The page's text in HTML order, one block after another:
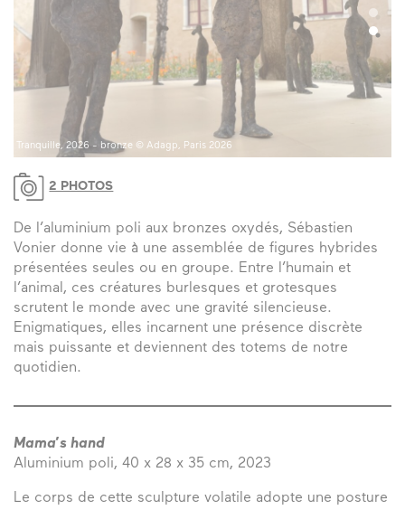
Mama’s hand, 2023 - aluminium poli © Adagp, Paris 2026
2 PHOTOS
De l’aluminium poli aux bronzes oxydés, Sébastien
Vonier donne vie à une assemblée de figures hybrides
présentées seules ou en groupe. Entre l’humain et
l’animal, ces créatures burlesques et grotesques
scrutent le monde avec une gravité silencieuse.
Enigmatiques, elles incarnent une présence discrète
mais puissante et deviennent des totems de notre
quotidien.
Mama’s hand
Aluminium poli, 40 x 28 x 35 cm, 2023
Le corps de cette sculpture volatile adopte une posture